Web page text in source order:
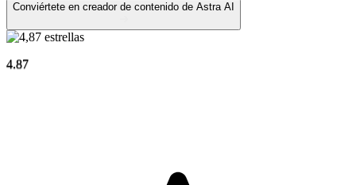
Conviértete en creador de contenido de Astra AI
4.87